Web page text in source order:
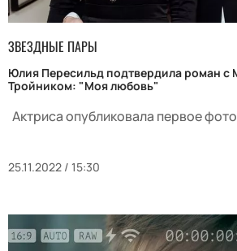
ЗВЕЗДНЫЕ ПАРЫ
Юлия Пересильд подтвердила роман с
Тройником: "Моя любовь"
Актриса опубликовала первое
25.11.2022 / 15:30